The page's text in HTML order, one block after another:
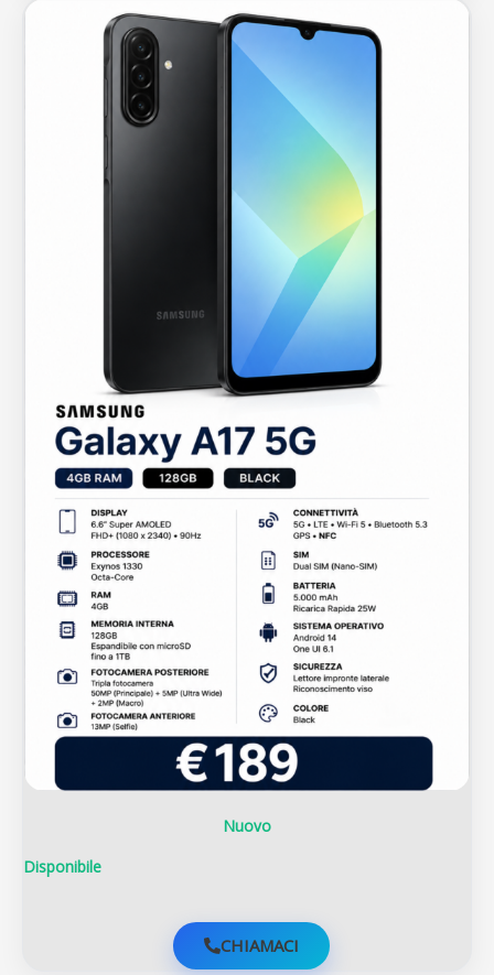
Nuovo
Disponibile
CHIAMACI